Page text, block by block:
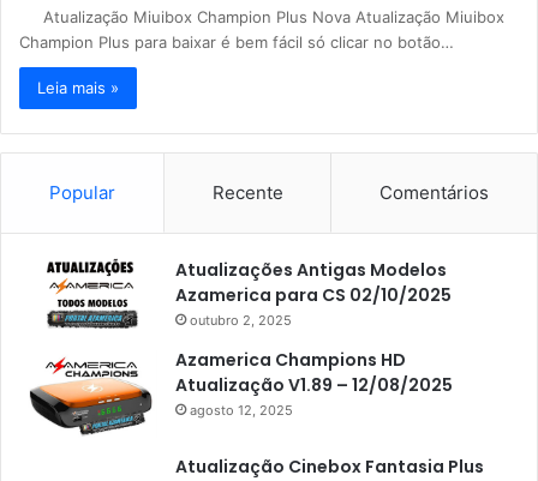
Atualização Miuibox Champion Plus Nova Atualização Miuibox
Champion Plus para baixar é bem fácil só clicar no botão…
Leia mais »
Popular Recente Comentários
Atualizações Antigas Modelos
Azamerica para CS 02/10/2025
outubro 2, 2025
Azamerica Champions HD
Atualização V1.89 – 12/08/2025
agosto 12, 2025
Atualização Cinebox Fantasia Plus